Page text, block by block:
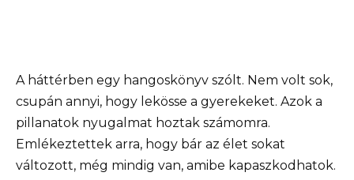
A háttérben egy hangoskönyv szólt. Nem volt sok,
csupán annyi, hogy lekösse a gyerekeket. Azok a
pillanatok nyugalmat hoztak számomra.
Emlékeztettek arra, hogy bár az élet sokat
változott, még mindig van, amibe kapaszkodhatok.